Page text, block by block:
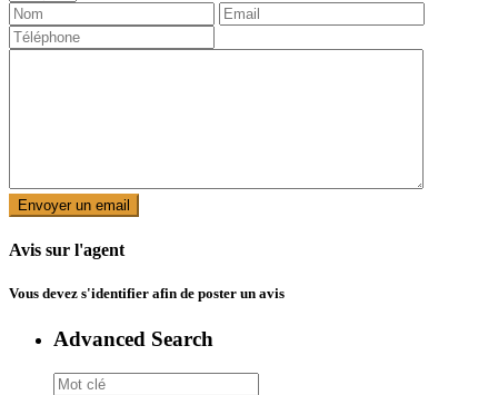
Avis sur l'agent
Vous devez s'identifier afin de poster un avis
Advanced Search